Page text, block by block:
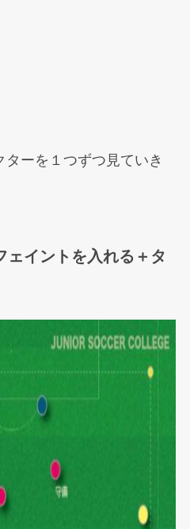
ーを１つずつ見ていき
イントを入れる＋タ